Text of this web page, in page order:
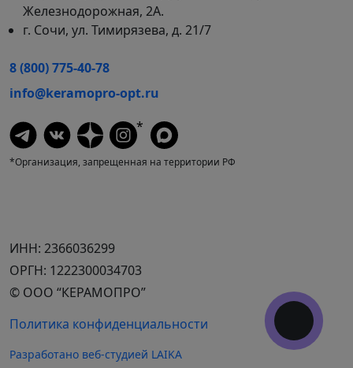
ИНН: 2366036299
ОРГН: 1222300034703
© ООО “КЕРАМОПРО”
Политика конфиденциальности
Разработано веб-студией LAIKA
Железнодорожная, 2А.
г. Сочи, ул. Тимирязева, д. 21/7
8 (800) 775-40-78
info@keramopro-opt.ru
*
*Организация, запрещенная на территории РФ